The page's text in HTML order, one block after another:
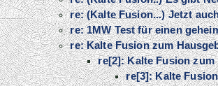
re: (Kalte Fusion...) Jetzt
re: 1MW Test für einen
re: Kalte Fusion zum
re[2]: Kalte Fusion
re[3]: Kalte